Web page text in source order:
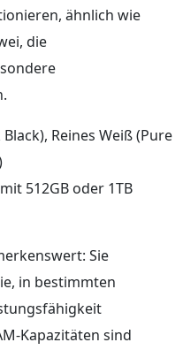
ähnlich wie
die
Reines Weiß (Pure
512GB oder 1TB
Sie
in bestimmten
sind